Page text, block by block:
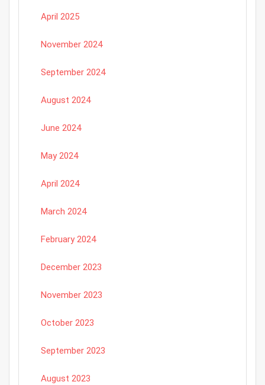
April 2025
November 2024
September 2024
August 2024
June 2024
May 2024
April 2024
March 2024
February 2024
December 2023
November 2023
October 2023
September 2023
August 2023